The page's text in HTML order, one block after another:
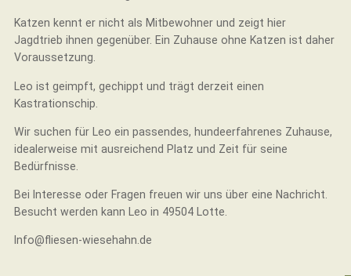
Katzen kennt er nicht als Mitbewohner und zeigt hier
Jagdtrieb ihnen gegenüber. Ein Zuhause ohne Katzen ist daher
Voraussetzung.
Leo ist geimpft, gechippt und trägt derzeit einen
Kastrationschip.
Wir suchen für Leo ein passendes, hundeerfahrenes Zuhause,
idealerweise mit ausreichend Platz und Zeit für seine
Bedürfnisse.
Bei Interesse oder Fragen freuen wir uns über eine Nachricht.
Besucht werden kann Leo in 49504 Lotte.
Info@fliesen-wiesehahn.de